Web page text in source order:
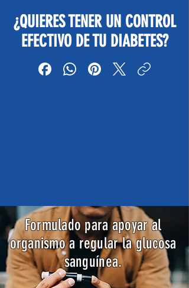
¿QUIERES TENER UN CONTROL
EFECTIVO DE TU DIABETES?
Formulado para apoyar al
organismo a regular la glucosa
sanguínea.